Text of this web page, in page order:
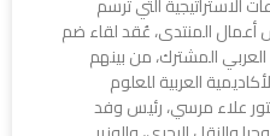
المنتدى، عُقد لقاء ضم
المشترك، من بينهم
العربية للعلوم
علاء مرسي، رئيس وفد